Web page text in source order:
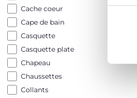
Cache coeur
Cape de bain
Casquette
Casquette plate
Chapeau
Chaussettes
Collants